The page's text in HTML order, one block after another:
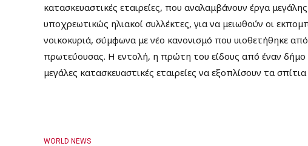
κατασκευαστικές εταιρείες, που αναλαμβάνουν έργα
υποχρεωτικώς ηλιακοί συλλέκτες, για να μειωθούν οι
νοικοκυριά, σύμφωνα με νέο κανονισμό που υιοθετήθηκε
πρωτεύουσας. Η εντολή, η πρώτη του είδους από έναν δήμο
μεγάλες κατασκευαστικές εταιρείες να εξοπλίσουν τα
WORLD NEWS